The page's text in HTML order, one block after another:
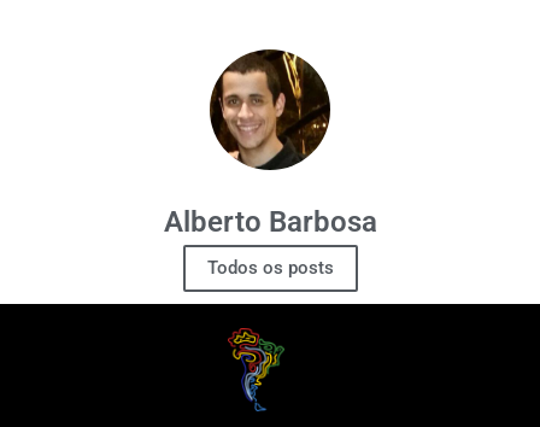
Alberto Barbosa
Todos os posts